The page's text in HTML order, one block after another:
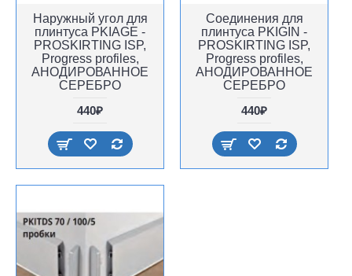
Наружный угол для
плинтуса PKIAGE -
PROSKIRTING ISP,
Progress profiles,
АНОДИРОВАННОЕ
СЕРЕБРО
440₽
Соединения для
плинтуса PKIGIN -
PROSKIRTING ISP,
Progress profiles,
АНОДИРОВАННОЕ
СЕРЕБРО
440₽